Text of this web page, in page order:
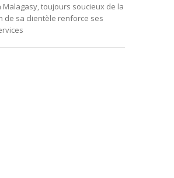
Malagasy, toujours soucieux de la
de sa clientèle renforce ses